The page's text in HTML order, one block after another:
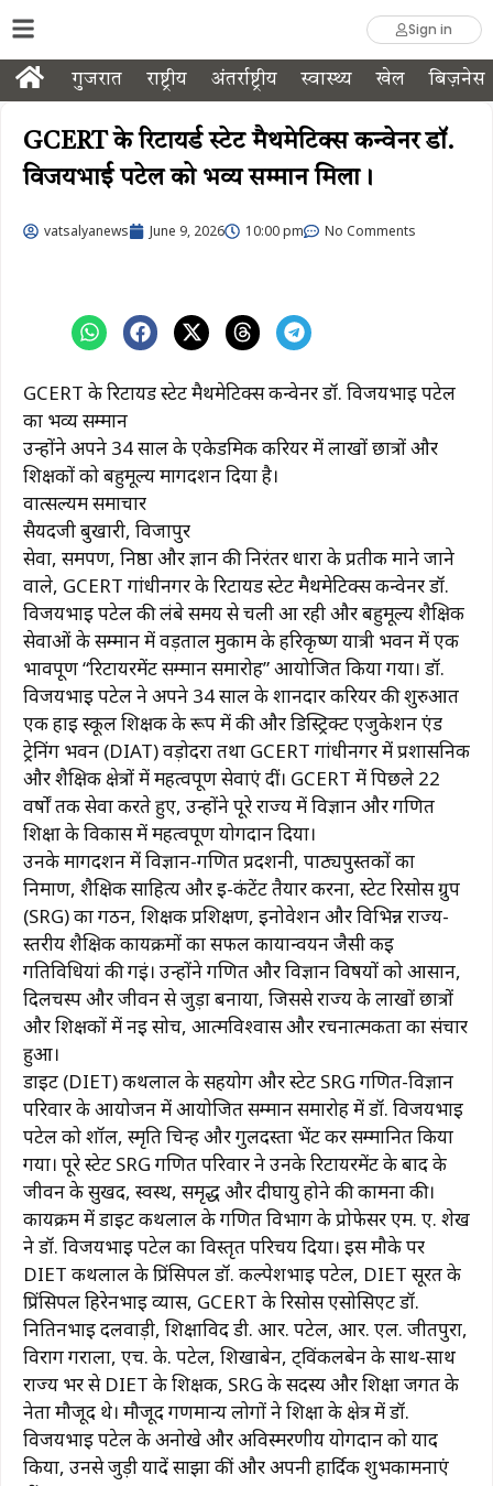
Sign in
गुजरात राष्ट्रीय अंतर्राष्ट्रीय स्वास्थ्य खेल बिज़नेस
GCERT के रिटायर्ड स्टेट मैथमेटिक्स कन्वेनर डॉ.
विजयभाई पटेल को भव्य सम्मान मिला।
vatsalyanews June 9, 2026 10:00 pm No Comments
GCERT के रिटायर्ड स्टेट मैथमेटिक्स कन्वेनर डॉ. विजयभाई पटेल
का भव्य सम्मान
उन्होंने अपने 34 साल के एकेडमिक करियर में लाखों छात्रों और
शिक्षकों को बहुमूल्य मार्गदर्शन दिया है।
वात्सल्यम समाचार
सैयदजी बुखारी, विजापुर
सेवा, समर्पण, निष्ठा और ज्ञान की निरंतर धारा के प्रतीक माने जाने
वाले, GCERT गांधीनगर के रिटायर्ड स्टेट मैथमेटिक्स कन्वेनर डॉ.
विजयभाई पटेल की लंबे समय से चली आ रही और बहुमूल्य शैक्षिक
सेवाओं के सम्मान में वड़ताल मुकाम के हरिकृष्ण यात्री भवन में एक
भावपूर्ण “रिटायरमेंट सम्मान समारोह” आयोजित किया गया। डॉ.
विजयभाई पटेल ने अपने 34 साल के शानदार करियर की शुरुआत
एक हाई स्कूल शिक्षक के रूप में की और डिस्ट्रिक्ट एजुकेशन एंड
ट्रेनिंग भवन (DIAT) वड़ोदरा तथा GCERT गांधीनगर में प्रशासनिक
और शैक्षिक क्षेत्रों में महत्वपूर्ण सेवाएं दीं। GCERT में पिछले 22
वर्षों तक सेवा करते हुए, उन्होंने पूरे राज्य में विज्ञान और गणित
शिक्षा के विकास में महत्वपूर्ण योगदान दिया।
उनके मार्गदर्शन में विज्ञान-गणित प्रदर्शनी, पाठ्यपुस्तकों का
निर्माण, शैक्षिक साहित्य और ई-कंटेंट तैयार करना, स्टेट रिसोर्स ग्रुप
(SRG) का गठन, शिक्षक प्रशिक्षण, इनोवेशन और विभिन्न राज्य-
स्तरीय शैक्षिक कार्यक्रमों का सफल कार्यान्वयन जैसी कई
गतिविधियां की गईं। उन्होंने गणित और विज्ञान विषयों को आसान,
दिलचस्प और जीवन से जुड़ा बनाया, जिससे राज्य के लाखों छात्रों
और शिक्षकों में नई सोच, आत्मविश्वास और रचनात्मकता का संचार
हुआ।
डाइट (DIET) कथलाल के सहयोग और स्टेट SRG गणित-विज्ञान
परिवार के आयोजन में आयोजित सम्मान समारोह में डॉ. विजयभाई
पटेल को शॉल, स्मृति चिन्ह और गुलदस्ता भेंट कर सम्मानित किया
गया। पूरे स्टेट SRG गणित परिवार ने उनके रिटायरमेंट के बाद के
जीवन के सुखद, स्वस्थ, समृद्ध और दीर्घायु होने की कामना की।
कार्यक्रम में डाइट कथलाल के गणित विभाग के प्रोफेसर एम. ए. शेख
ने डॉ. विजयभाई पटेल का विस्तृत परिचय दिया। इस मौके पर
DIET कथलाल के प्रिंसिपल डॉ. कल्पेशभाई पटेल, DIET सूरत के
प्रिंसिपल हिरेनभाई व्यास, GCERT के रिसोर्स एसोसिएट डॉ.
नितिनभाई दलवाड़ी, शिक्षाविद डी. आर. पटेल, आर. एल. जीतपुरा,
विराग गराला, एच. के. पटेल, शिखाबेन, ट्विंकलबेन के साथ-साथ
राज्य भर से DIET के शिक्षक, SRG के सदस्य और शिक्षा जगत के
नेता मौजूद थे। मौजूद गणमान्य लोगों ने शिक्षा के क्षेत्र में डॉ.
विजयभाई पटेल के अनोखे और अविस्मरणीय योगदान को याद
किया, उनसे जुड़ी यादें साझा कीं और अपनी हार्दिक शुभकामनाएं